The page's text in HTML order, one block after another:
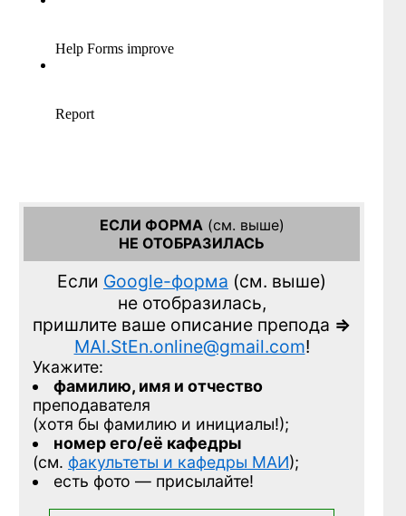
ЕСЛИ ФОРМА(см. выше)
НЕ ОТОБРАЗИЛАСЬ
Если Google-форма (см. выше)
не отобразилась,
пришлите ваше описание препода =>
MAI.StEn.online@gmail.com!
Укажите:
фамилию, имя и отчество
преподавателя
(хотя бы фамилию и инициалы!);
номер его/её кафедры
(см. факультеты и кафедры МАИ);
есть фото — присылайте!